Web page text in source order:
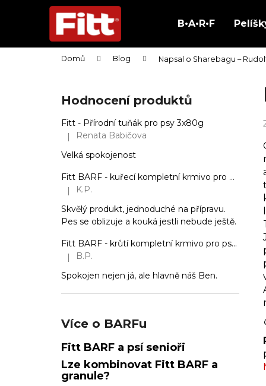
B•A•R•F
Domů Blog Napsal o Sharebagu –
Hodnocení produktů
Fitt - Přírodní tuňák pro psy 3x80g
Hodnocení produktu je 5 z 5 hvězdiček.
|
Renata Babičova
Velká spokojenost
Fitt BARF - kuřecí kompletní krmivo pro psy, mražené dogety 2,5 kg
Hodnocení produktu je 5 z 5 hvězdiček.
|
K.P.
Skvělý produkt, jednoduché na přípravu.
Pes se oblizuje a kouká jestli nebude ještě.
Fitt BARF - krůtí kompletní krmivo pro psy, mražené dogety 2,5 kg
Hodnocení produktu je 5 z 5 hvězdiček.
|
B.P.
Spokojen nejen já, ale hlavně náš Ben.
Více o BARFu
Fitt BARF a psí senioři
Lze kombinovat Fitt BARF a
granule?
í
Zpět
do
Zpět
do